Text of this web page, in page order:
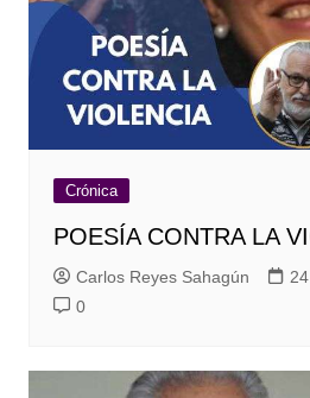
Crónica
POESÍA CONTRA LA
Carlos Reyes Sahagún
0